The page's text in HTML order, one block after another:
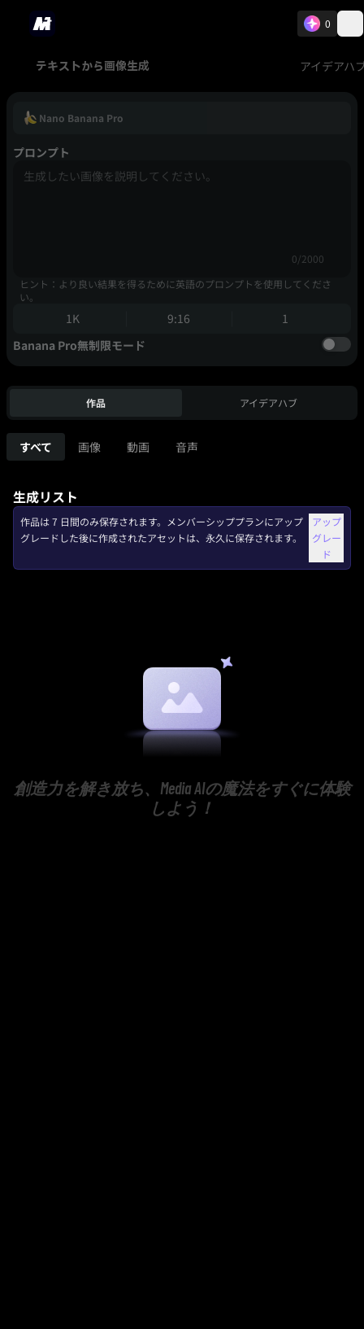
0
テキストから画像生成 アイデアハ
Nano Banana Pro
プロンプト
0/2000
ヒント：より良い結果を得るために英語のプロンプトを使用してくださ
い。
1K 9:16
1
Banana Pro無制限モード
作品 アイデアハブ
すべて 画像 動画 音声
生成リスト
作品は 7 日間のみ保存されます。メンバーシッププランにアップ
グレードした後に作成されたアセットは、永久に保存されます。
アップ
グレー
ド
創造力を解き放ち、Media AIの魔法をすぐに体験
しよう！